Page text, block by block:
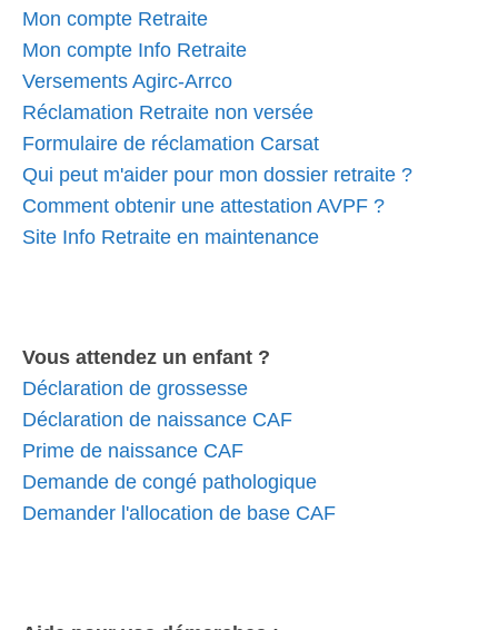
Mon compte Retraite
Mon compte Info Retraite
Versements Agirc-Arrco
Réclamation Retraite non versée
Formulaire de réclamation Carsat
Qui peut m'aider pour mon dossier retraite ?
Comment obtenir une attestation AVPF ?
Site Info Retraite en maintenance
Vous attendez un enfant ?
Déclaration de grossesse
Déclaration de naissance CAF
Prime de naissance CAF
Demande de congé pathologique
Demander l'allocation de base CAF